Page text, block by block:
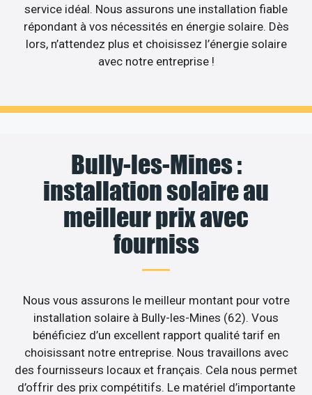
service idéal. Nous assurons une installation fiable
répondant à vos nécessités en énergie solaire. Dès
lors, n’attendez plus et choisissez l’énergie solaire
avec notre entreprise !
Bully-les-Mines :
installation solaire au
meilleur prix avec
fourniss
Nous vous assurons le meilleur montant pour votre
installation solaire à Bully-les-Mines (62). Vous
bénéficiez d’un excellent rapport qualité tarif en
choisissant notre entreprise. Nous travaillons avec
des fournisseurs locaux et français. Cela nous permet
d’offrir des prix compétitifs. Le matériel d’importante